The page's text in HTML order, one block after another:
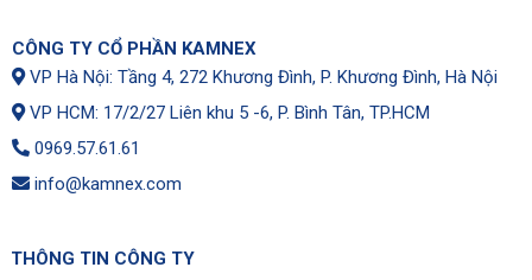
CÔNG TY CỔ PHẦN KAMNEX
VP Hà Nội: Tầng 4, 272 Khương Đình, P. Khương Đình, Hà Nội
VP HCM: 17/2/27 Liên khu 5 -6, P. Bình Tân, TP.HCM
0969.57.61.61
info@kamnex.com
THÔNG TIN CÔNG TY